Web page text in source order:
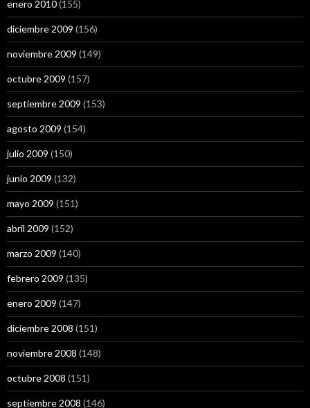
enero 2010(155)
diciembre 2009 (156)
noviembre 2009 (149)
octubre 2009 (157)
septiembre 2009 (153)
agosto 2009 (154)
julio 2009 (150)
junio 2009 (132)
mayo 2009 (151)
abril 2009 (152)
marzo 2009 (140)
febrero 2009 (135)
enero 2009 (147)
diciembre 2008 (151)
noviembre 2008 (148)
octubre 2008 (151)
septiembre 2008 (146)